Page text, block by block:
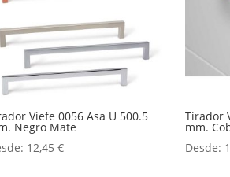
Viefe 0056 Asa U 500.5
Negro Mate
12,45€
Tirador
mm.
Desde: